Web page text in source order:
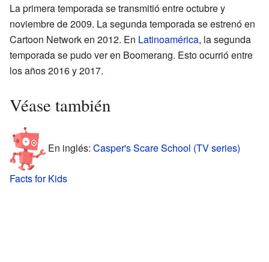
La primera temporada se transmitió entre octubre y
noviembre de 2009. La segunda temporada se estrenó en
Cartoon Network en 2012. En Latinoamérica, la segunda
temporada se pudo ver en Boomerang. Esto ocurrió entre
los años 2016 y 2017.
Véase también
En inglés: Casper's Scare School (TV series)
Facts for Kids